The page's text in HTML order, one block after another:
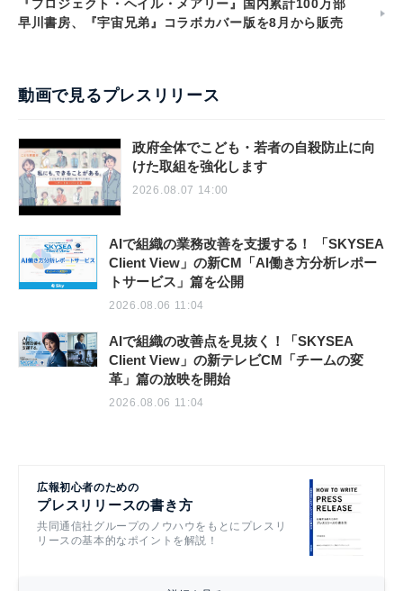
『プロジェクト・ヘイル・メアリー』国内累計100万部
早川書房、『宇宙兄弟』コラボカバー版を8月から販売
動画で見るプレスリリース
政府全体でこども・若者の自殺防止に向
けた取組を強化します
2026.08.07 14:00
AIで組織の業務改善を支援する！ 「SKYSEA
Client View」の新CM「AI働き方分析レポー
トサービス」篇を公開
2026.08.06 11:04
AIで組織の改善点を見抜く！「SKYSEA
Client View」の新テレビCM「チームの変
革」篇の放映を開始
2026.08.06 11:04
広報初心者のための
プレスリリースの書き方
共同通信社グループのノウハウをもとにプレスリ
リースの基本的なポイントを解説！